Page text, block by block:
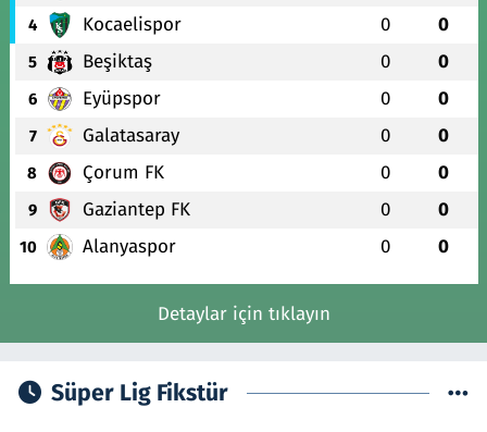
4 Kocaelispor 0 0
5 Beşiktaş 0 0
6 Eyüpspor 0 0
7 Galatasaray 0 0
8 Çorum FK 0 0
9 Gaziantep FK 0 0
10 Alanyaspor 0 0
Detaylar için tıklayın
Süper Lig Fikstür